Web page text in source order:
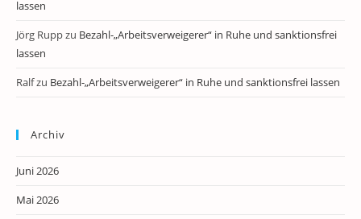
lassen
Jörg Ruppzu Bezahl-„Arbeitsverweigerer“ in Ruhe und sanktionsfrei
lassen
Ralfzu Bezahl-„Arbeitsverweigerer“ in Ruhe und sanktionsfrei lassen
Archiv
Juni 2026
Mai 2026